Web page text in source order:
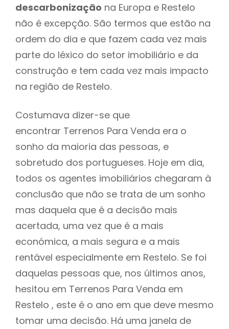
descarbonização na Europa e Restelo
não é excepção. São termos que estão na
ordem do dia e que fazem cada vez mais
parte do léxico do setor imobiliário e da
construção e tem cada vez mais impacto
na região de Restelo.
Costumava dizer-se que
encontrar Terrenos Para Venda era o
sonho da maioria das pessoas, e
sobretudo dos portugueses. Hoje em dia,
todos os agentes imobiliários chegaram à
conclusão que não se trata de um sonho
mas daquela que é a decisão mais
acertada, uma vez que é a mais
económica, a mais segura e a mais
rentável especialmente em Restelo. Se foi
daquelas pessoas que, nos últimos anos,
hesitou em Terrenos Para Venda em
Restelo , este é o ano em que deve mesmo
tomar uma decisão. Há uma janela de